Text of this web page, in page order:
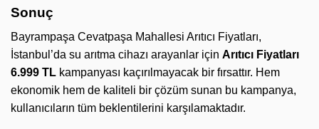
Sonuç
Bayrampaşa Cevatpaşa Mahallesi Arıtıcı Fiyatları,
İstanbul’da su arıtma cihazı arayanlar için Arıtıcı Fiyatları
6.999 TL kampanyası kaçırılmayacak bir fırsattır. Hem
ekonomik hem de kaliteli bir çözüm sunan bu kampanya,
kullanıcıların tüm beklentilerini karşılamaktadır.